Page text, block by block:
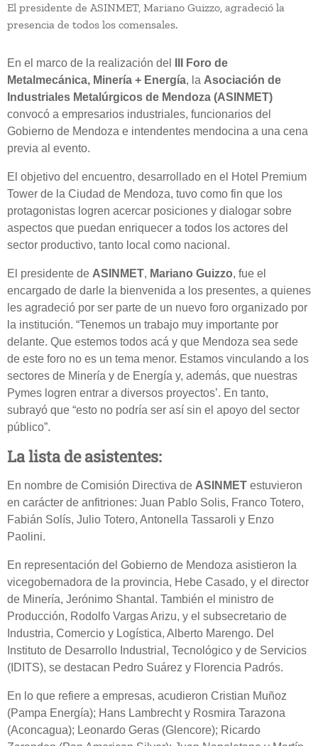
El presidente de ASINMET, Mariano Guizzo, agradeció la
presencia de todos los comensales.
En el marco de la realización del
III Foro de
Metalmecánica, Minería + Energía, la Asociación de
Industriales Metalúrgicos de Mendoza (ASINMET)
convocó a empresarios industriales, funcionarios del
Gobierno de Mendoza e intendentes mendocina a una cena
previa al evento.
El objetivo del encuentro, desarrollado en el Hotel Premium
Tower de la Ciudad de Mendoza, tuvo como fin que los
protagonistas logren acercar posiciones y dialogar sobre
aspectos que puedan enriquecer a todos los actores del
sector productivo, tanto local como nacional.
El presidente de ASINMET, Mariano Guizzo, fue el
encargado de darle la bienvenida a los presentes, a quienes
les agradeció por ser parte de un nuevo foro organizado por
la institución. “Tenemos un trabajo muy importante por
delante. Que estemos todos acá y que Mendoza sea sede
de este foro no es un tema menor. Estamos vinculando a los
sectores de Minería y de Energía y, además, que nuestras
Pymes logren entrar a diversos proyectos’. En tanto,
subrayó que “esto no podría ser así sin el apoyo del sector
público”.
La lista de asistentes:
En nombre de Comisión Directiva de ASINMET estuvieron
en carácter de anfitriones: Juan Pablo Solis, Franco Totero,
Fabián Solís, Julio Totero, Antonella Tassaroli y Enzo
Paolini.
En representación del Gobierno de Mendoza asistieron la
vicegobernadora de la provincia, Hebe Casado, y el director
de Minería, Jerónimo Shantal. También el ministro de
Producción, Rodolfo Vargas Arizu, y el subsecretario de
Industria, Comercio y Logística, Alberto Marengo. Del
Instituto de Desarrollo Industrial, Tecnológico y de Servicios
(IDITS), se destacan Pedro Suárez y Florencia Padrós.
En lo que refiere a empresas, acudieron Cristian Muñoz
(Pampa Energía); Hans Lambrecht y Rosmira Tarazona
(Aconcagua); Leonardo Geras (Glencore); Ricardo